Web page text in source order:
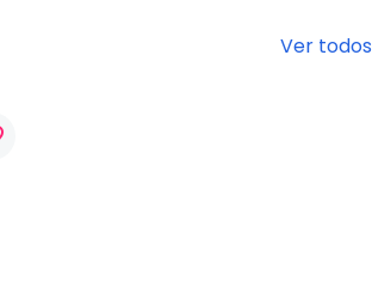
Ver todos